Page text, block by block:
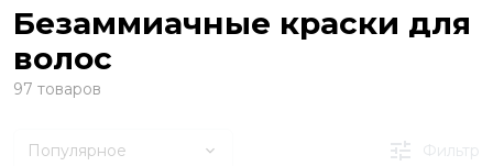
Безаммиачные краски для
волос
97 товаров
Популярное Фильтр